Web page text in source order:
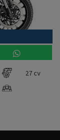
27 cv